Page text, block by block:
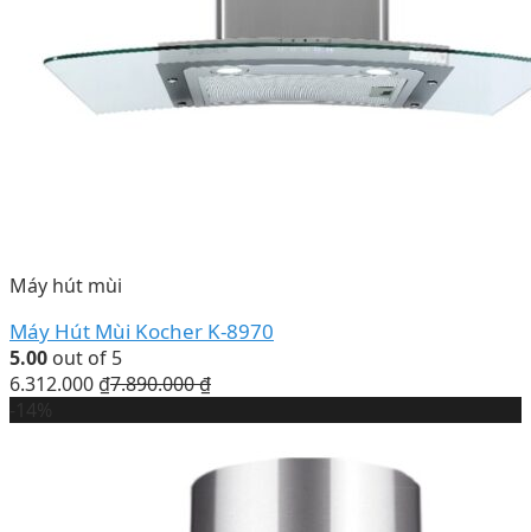
Máy hút mùi
Máy Hút Mùi Kocher K-8970
5.00 out of 5
6.312.000 ₫7.890.000₫